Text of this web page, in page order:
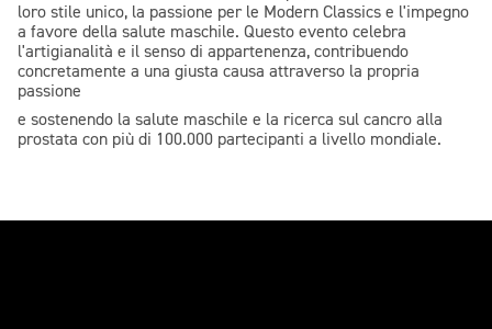
loro stile unico, la passione per le Modern Classics e l'impegno
a favore della salute maschile. Questo evento celebra
l'artigianalità e il senso di appartenenza, contribuendo
concretamente a una giusta causa attraverso la propria
passione
e sostenendo la salute maschile e la ricerca sul cancro alla
prostata con più di 100.000 partecipanti a livello mondiale.